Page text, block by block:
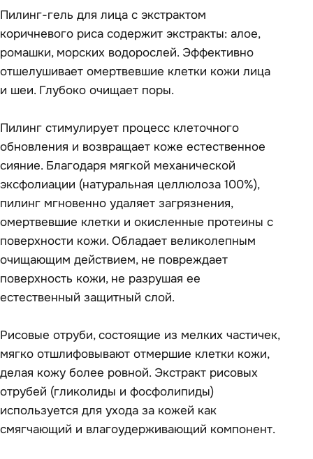
Пилинг-гель для лица с экстрактом
коричневого риса содержит экстракты: алое,
ромашки, морских водорослей. Эффективно
отшелушивает омертвевшие клетки кожи лица
и шеи. Глубоко очищает поры.
Пилинг стимулирует процесс клеточного
обновления и возвращает коже естественное
сияние. Благодаря мягкой механической
эксфолиации (натуральная целлюлоза 100%),
пилинг мгновенно удаляет загрязнения,
омертвевшие клетки и окисленные протеины с
поверхности кожи. Обладает великолепным
очищающим действием, не повреждает
поверхность кожи, не разрушая ее
естественный защитный слой.
Рисовые отруби, состоящие из мелких частичек,
мягко отшлифовывают отмершие клетки кожи,
делая кожу более ровной. Экстракт рисовых
отрубей (гликолиды и фосфолипиды)
используется для ухода за кожей как
смягчающий и влагоудерживающий компонент.